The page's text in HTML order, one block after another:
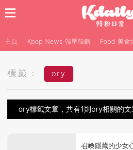
主頁 Kpop News 韓星韓劇 Food 美食
標籤： ory
ory標籤文章，共有1則ory相關的文
召喚隱藏的少女